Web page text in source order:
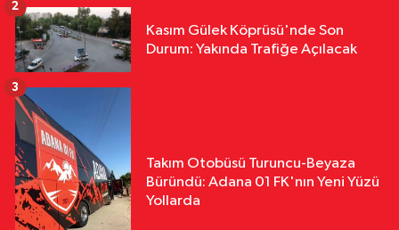
Kasım Gülek Köprüsü'nde Son
Durum: Yakında Trafiğe Açılacak
2
Takım Otobüsü Turuncu-Beyaza
Büründü: Adana 01 FK'nın Yeni Yüzü
Yollarda
3